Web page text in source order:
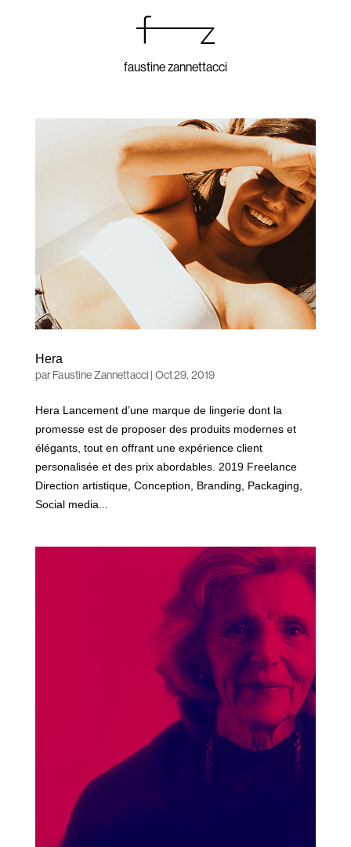
faustine zannettacci
Hera
parFaustine Zannettacci | Oct 29, 2019
Hera Lancement d’une marque de lingerie dont la
promesse est de proposer des produits modernes et
élégants, tout en offrant une expérience client
personalisée et des prix abordables. 2019 Freelance
Direction artistique, Conception, Branding, Packaging,
Social media...